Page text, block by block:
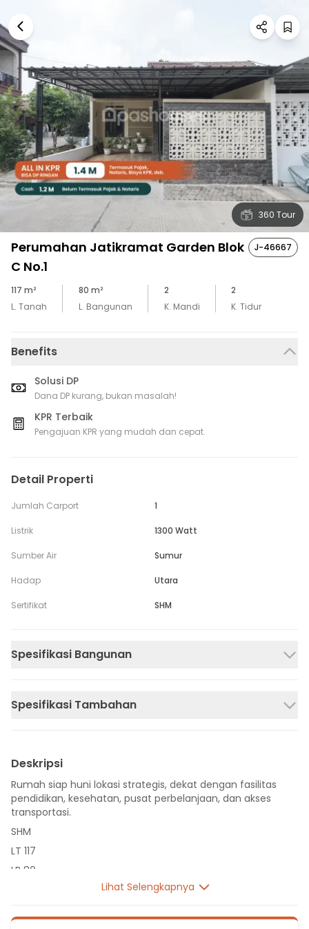
360 Tour
Perumahan Jatikramat Garden Blok
C No.1
J-46667
117 m²
L. Tanah
80 m²
L. Bangunan
2
K. Mandi
2
K. Tidur
Benefits
Solusi DP
Dana DP kurang, bukan masalah!
KPR Terbaik
Pengajuan KPR yang mudah dan cepat.
Detail Properti
Jumlah Carport 1
Listrik 1300 Watt
Sumber Air Sumur
Hadap Utara
Sertifikat SHM
Spesifikasi Bangunan
Spesifikasi Tambahan
Deskripsi
Rumah siap huni lokasi strategis, dekat dengan fasilitas
pendidikan, kesehatan, pusat perbelanjaan, dan akses
transportasi.
SHM
LT 117
LB 80
Lihat Selengkapnya